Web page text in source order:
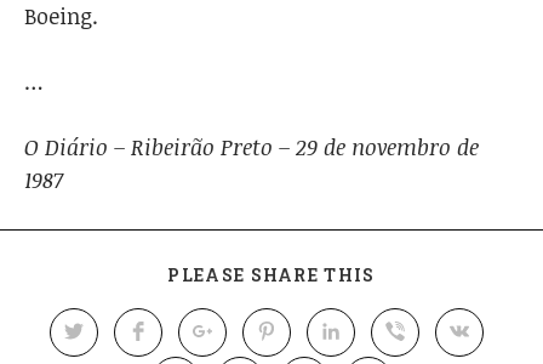
Boeing.
…
O Diário – Ribeirão Preto – 29 de novembro de
1987
PLEASE SHARE THIS